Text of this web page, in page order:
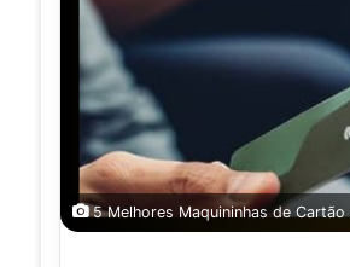
5 Melhores Maquininhas de